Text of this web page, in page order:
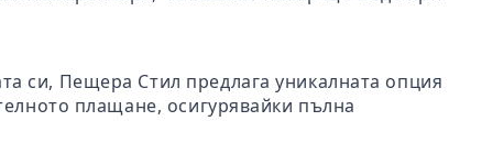
си, Пещера Стил предлага уникалната опция
плащане, осигурявайки пълна